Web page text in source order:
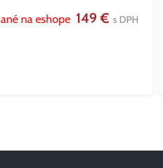
na eshope 149 €s DPH